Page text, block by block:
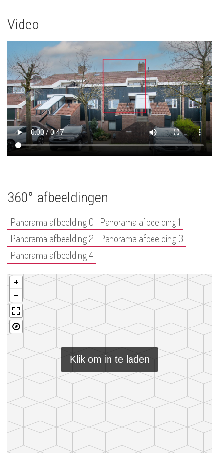
Video
360° afbeeldingen
Panorama afbeelding 0 Panorama afbeelding 1
Panorama afbeelding 2 Panorama afbeelding 3
Panorama afbeelding 4
Klik om in te laden